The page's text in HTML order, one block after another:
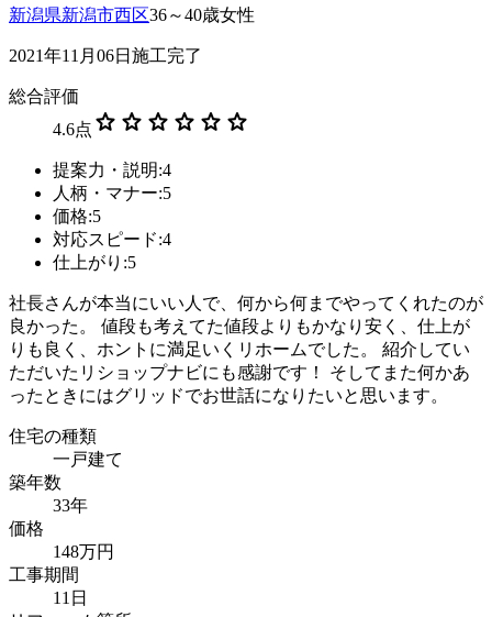
新潟県新潟市西区36～40歳女性
2021年11月06日施工完了
総合評価
4.6点 star star star star star star
提案力・説明:4
人柄・マナー:5
価格:5
対応スピード:4
仕上がり:5
社長さんが本当にいい人で、何から何までやってくれたのが
良かった。 値段も考えてた値段よりもかなり安く、仕上が
りも良く、ホントに満足いくリホームでした。 紹介してい
ただいたリショップナビにも感謝です！ そしてまた何かあ
ったときにはグリッドでお世話になりたいと思います。
住宅の種類
一戸建て
築年数
33年
価格
148万円
工事期間
11日